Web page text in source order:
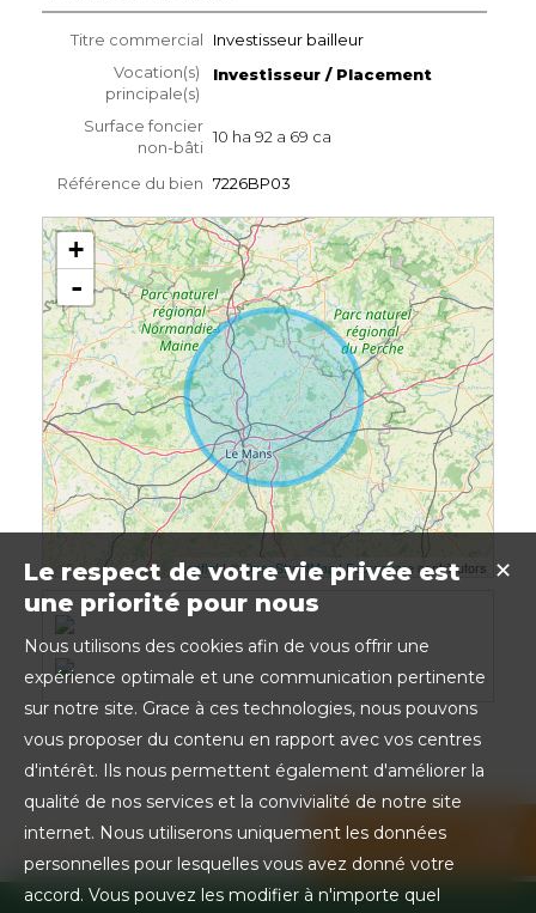
Titre commercial
Investisseur bailleur
Vocation(s)
principale(s)
Investisseur / Placement
Surface foncier
non-bâti
10 ha 92 a 69 ca
Référence du bien 7226BP03
+
-
Leaflet| ©OpenStreetMap|Foursquarecontributors
Partager sur les réseaux sociaux
✕
Le respect de votre vie privée est
une priorité pour nous
Nous utilisons des cookies afin de vous offrir une
expérience optimale et une communication pertinente
sur notre site. Grace à ces technologies, nous pouvons
vous proposer du contenu en rapport avec vos centres
d'intérêt. Ils nous permettent également d'améliorer la
qualité de nos services et la convivialité de notre site
internet. Nous utiliserons uniquement les données
personnelles pour lesquelles vous avez donné votre
accord. Vous pouvez les modifier à n'importe quel